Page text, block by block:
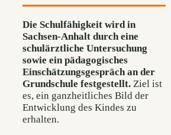
Die Schulfähigkeit wird in
Sachsen-Anhalt durch eine
schulärztliche Untersuchung
sowie ein pädagogisches
Einschätzungsgespräch an der
Grundschule festgestellt. Ziel ist
es, ein ganzheitliches Bild der
Entwicklung des Kindes zu
erhalten.